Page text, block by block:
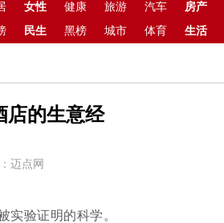
女性 健康 旅游 汽车 房产
民生 黑榜 城市 体育 生活
店的生意经
迈点网
实验证明的科学。